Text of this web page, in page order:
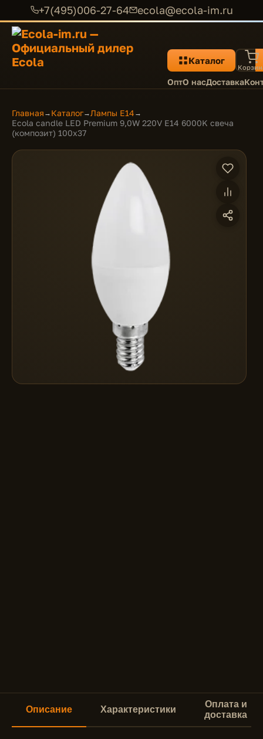
+7(495)006-27-64 ecola@ecola-im.ru
Каталог
ОптО насДоставка
Главная → Каталог→Лампы E14 →
Ecola candle LED Premium 9,0W 220V E14 6000K свеча
(композит) 100x37
Описание Характеристики
Оплата и
доставка